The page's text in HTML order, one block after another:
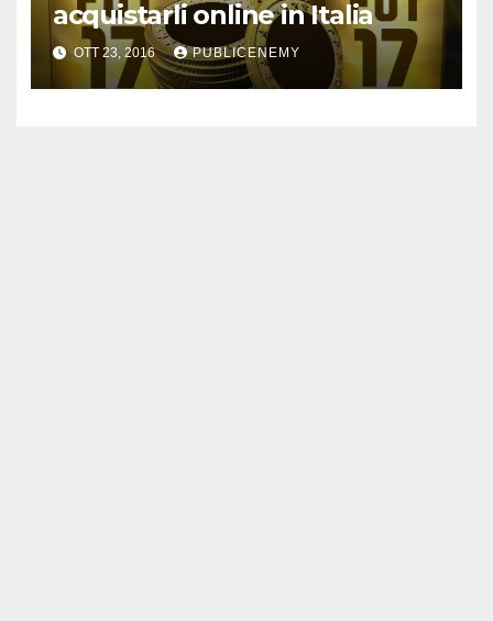
acquistarli online in Italia
OTT 23, 2016 PUBLICENEMY